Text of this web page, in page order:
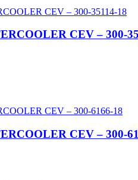
CEV – 300-
CEV – 300-